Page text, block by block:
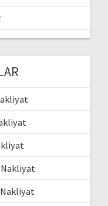
Nakliyat
Nakliyat